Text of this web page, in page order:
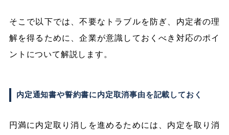
そこで以下では、不要なトラブルを防ぎ、内定者の理
解を得るために、企業が意識しておくべき対応のポイ
ントについて解説します。
内定通知書や誓約書に内定取消事由を記載しておく
円満に内定取り消しを進めるためには、内定を取り消